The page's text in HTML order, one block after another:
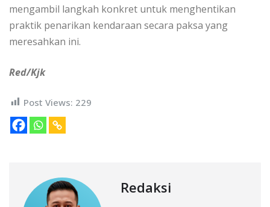
mengambil langkah konkret untuk menghentikan
praktik penarikan kendaraan secara paksa yang
meresahkan ini.
Red/Kjk
Post Views: 229
Redaksi